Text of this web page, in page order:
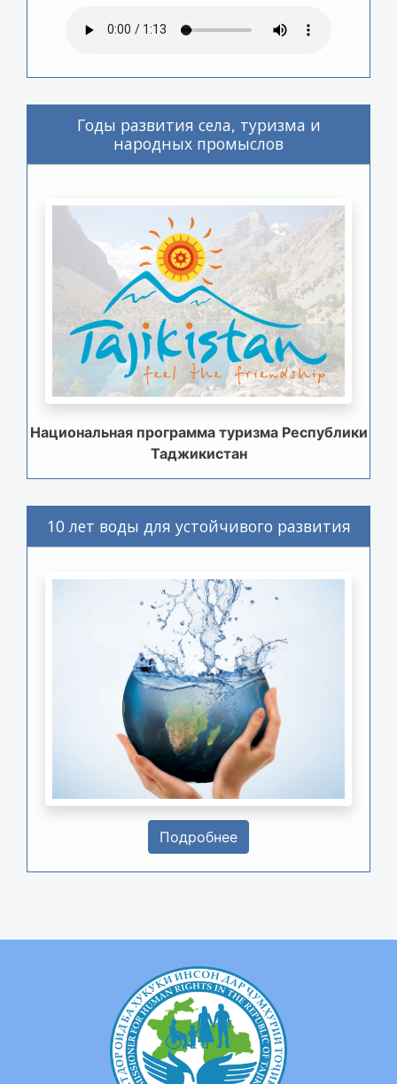
Годы развития села, туризма и
народных промыслов
Национальная программа туризма Республики
Таджикистан
10 лет воды для устойчивого развития
Подробнее